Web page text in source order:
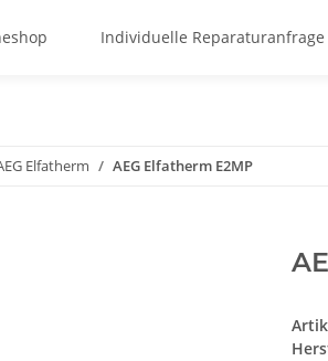
Individuelle Reparaturanfrage
Elfatherm AEG Elfatherm E2MP